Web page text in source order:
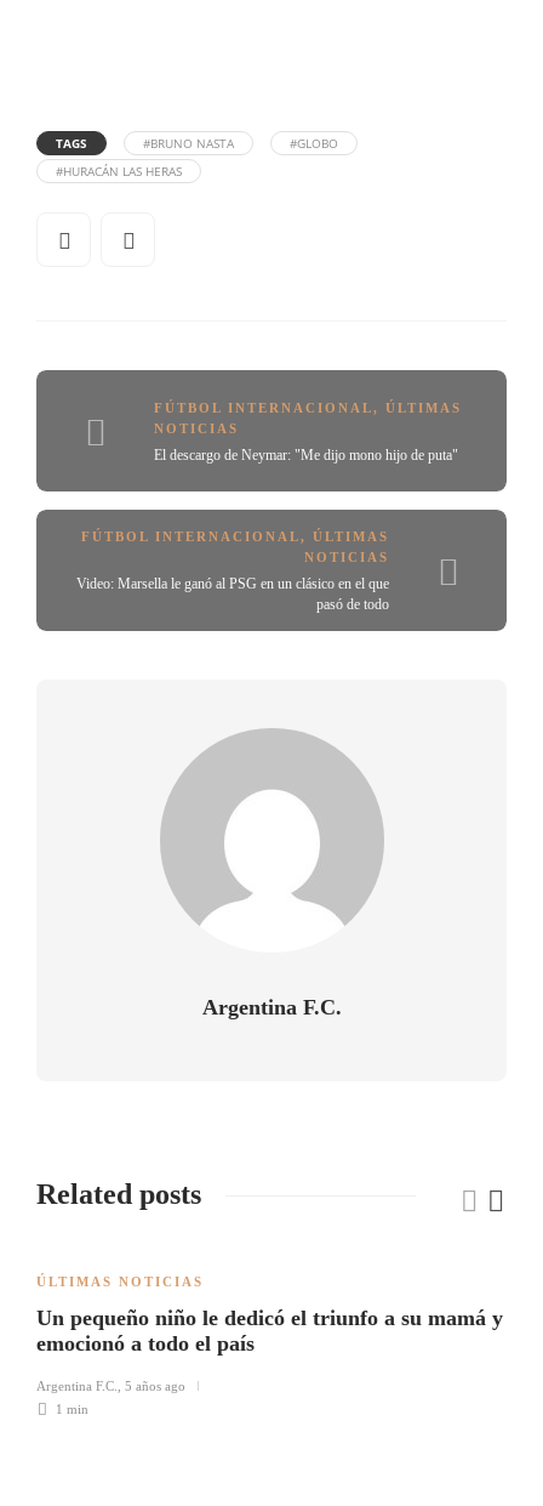
TAGS #BRUNO NASTA
#GLOBO
#HURACÁN LAS HERAS
FÚTBOL INTERNACIONAL, ÚLTIMAS
NOTICIAS
El descargo de Neymar: "Me dijo mono hijo de puta"
FÚTBOL INTERNACIONAL, ÚLTIMAS
NOTICIAS
Video: Marsella le ganó al PSG en un clásico en el que
pasó de todo
Argentina F.C.
Related posts
ÚLTIMAS NOTICIAS
Un pequeño niño le dedicó el triunfo a su mamá y
emocionó a todo el país
Argentina F.C.
5 años ago
1 min